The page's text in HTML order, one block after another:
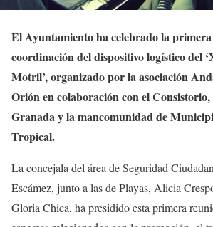
El Ayuntamiento ha celebrado la
coordinación del dispositivo logístico del
Motril’, organizado por la asociación
Orión en colaboración con el
Granada y la mancomunidad de
Tropical.
La concejala del área de Seguridad
Escámez, junto a las de Playas, Alicia
Gloria Chica, ha presidido esta primera